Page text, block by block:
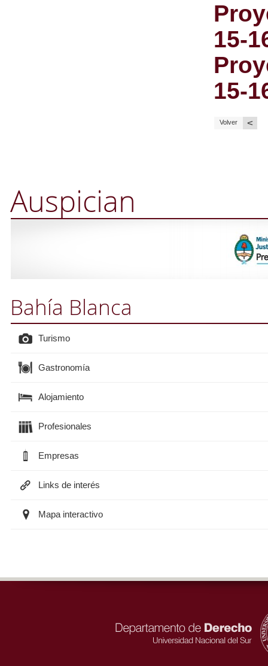
15-
15-
Volver <
Auspician
Bahía Blanca
Turismo
Gastronomía
Alojamiento
Profesionales
Empresas
Links de interés
Mapa interactivo